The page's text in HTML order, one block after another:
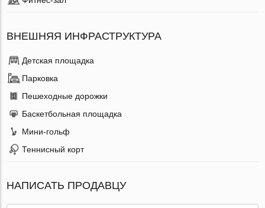
ВНЕШНЯЯ ИНФРАСТРУКТУРА
Детская площадка
Парковка
Пешеходные дорожки
Баскетбольная площадка
Мини-гольф
Теннисный корт
НАПИСАТЬ ПРОДАВЦУ